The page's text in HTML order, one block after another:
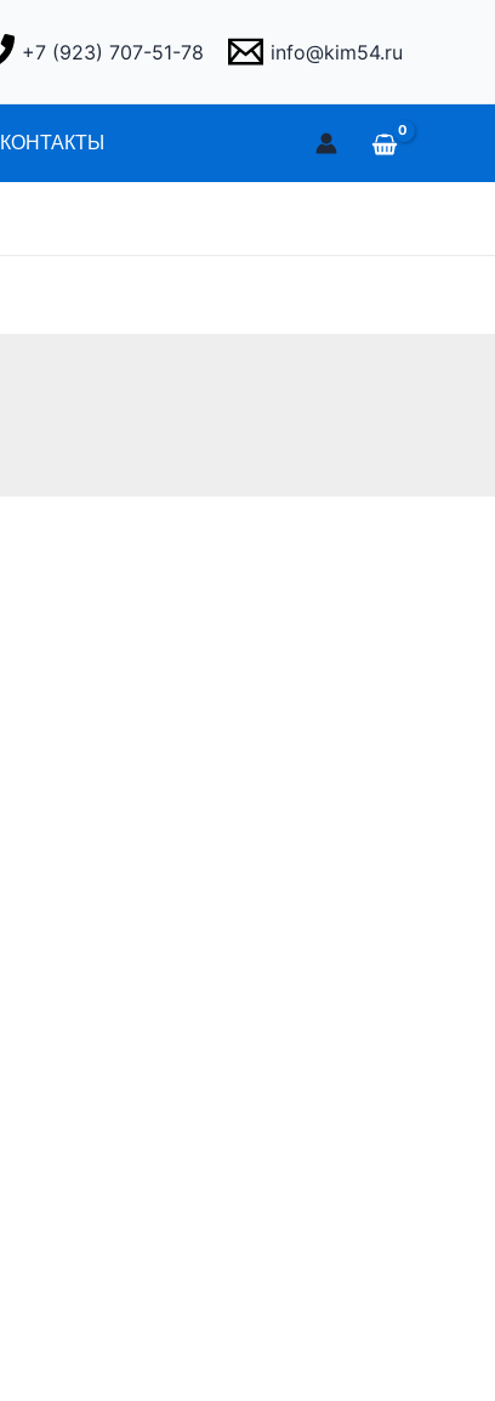
+7 (923) 707-51-78 info@kim54.ru
КОНТАКТЫ